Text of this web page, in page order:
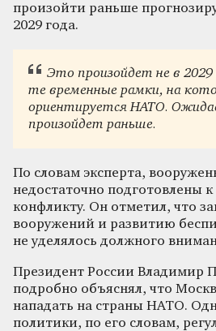
произойти раньше
2029 года.
Это произойдет не в 2029
те временные рамки, на
ориентируется НАТО.
произойдет раньше.
По словам эксперта,
недостаточно подготовлены
конфликту. Он отметил, что
вооружений и развитию
не уделялось должного
Президент России Владимир
подробно объяснял, что
нападать на страны НАТО.
политики, по его словам,